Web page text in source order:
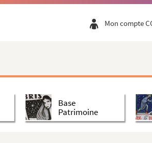
Mon compte
Base
Patrimoine